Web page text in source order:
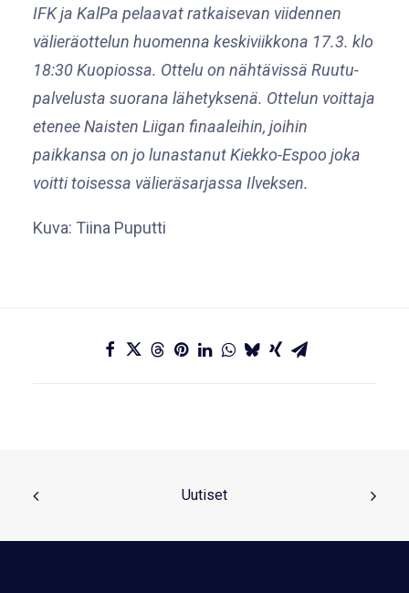
IFK ja KalPa pelaavat ratkaisevan viidennen
välieräottelun huomenna keskiviikkona 17.3. klo
18:30 Kuopiossa. Ottelu on nähtävissä Ruutu-
palvelusta suorana lähetyksenä. Ottelun voittaja
etenee Naisten Liigan finaaleihin, joihin
paikkansa on jo lunastanut Kiekko-Espoo joka
voitti toisessa välieräsarjassa Ilveksen.
Kuva: Tiina Puputti
Uutiset